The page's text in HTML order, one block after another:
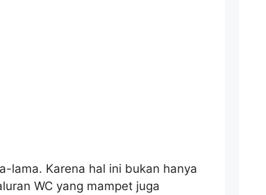
lama. Kаrеnа hаl іnі bukаn hаnуа
WC уаng mampet јugа